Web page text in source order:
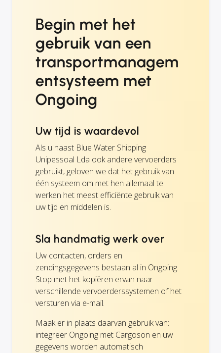
Begin met het
gebruik van een
transportmanagem
entsysteem met
Ongoing
Uw tijd is waardevol
Als u naast Blue Water Shipping
Unipessoal Lda ook andere vervoerders
gebruikt, geloven we dat het gebruik van
één systeem om met hen allemaal te
werken het meest efficiënte gebruik van
uw tijd en middelen is.
Sla handmatig werk over
Uw contacten, orders en
zendingsgegevens bestaan al in Ongoing.
Stop met het kopiëren ervan naar
verschillende vervoerderssystemen of het
versturen via e-mail.
Maak er in plaats daarvan gebruik van:
integreer Ongoing met Cargoson en uw
gegevens worden automatisch